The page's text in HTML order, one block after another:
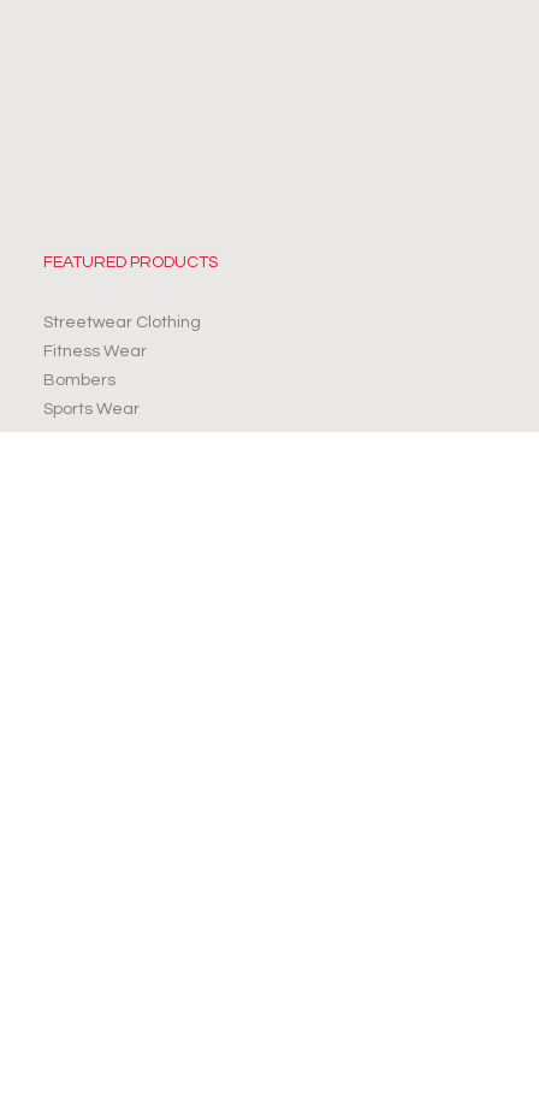
FEATURED PRODUCTS
Streetwear Clothing
Fitness Wear
Bombers
Sports Wear